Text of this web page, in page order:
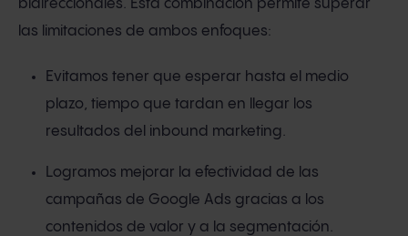
bidireccionales. Esta combinación permite superar
las limitaciones de ambos enfoques:
Evitamos tener que esperar hasta el medio
plazo, tiempo que tardan en llegar los
resultados del inbound marketing.
Logramos mejorar la efectividad de las
campañas de Google Ads gracias a los
contenidos de valor y a la segmentación.